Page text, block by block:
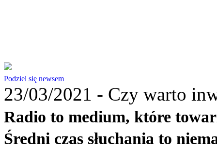
Podziel się newsem
23/03/2021 - Czy warto
Radio to medium, które
Średni czas słuchania to